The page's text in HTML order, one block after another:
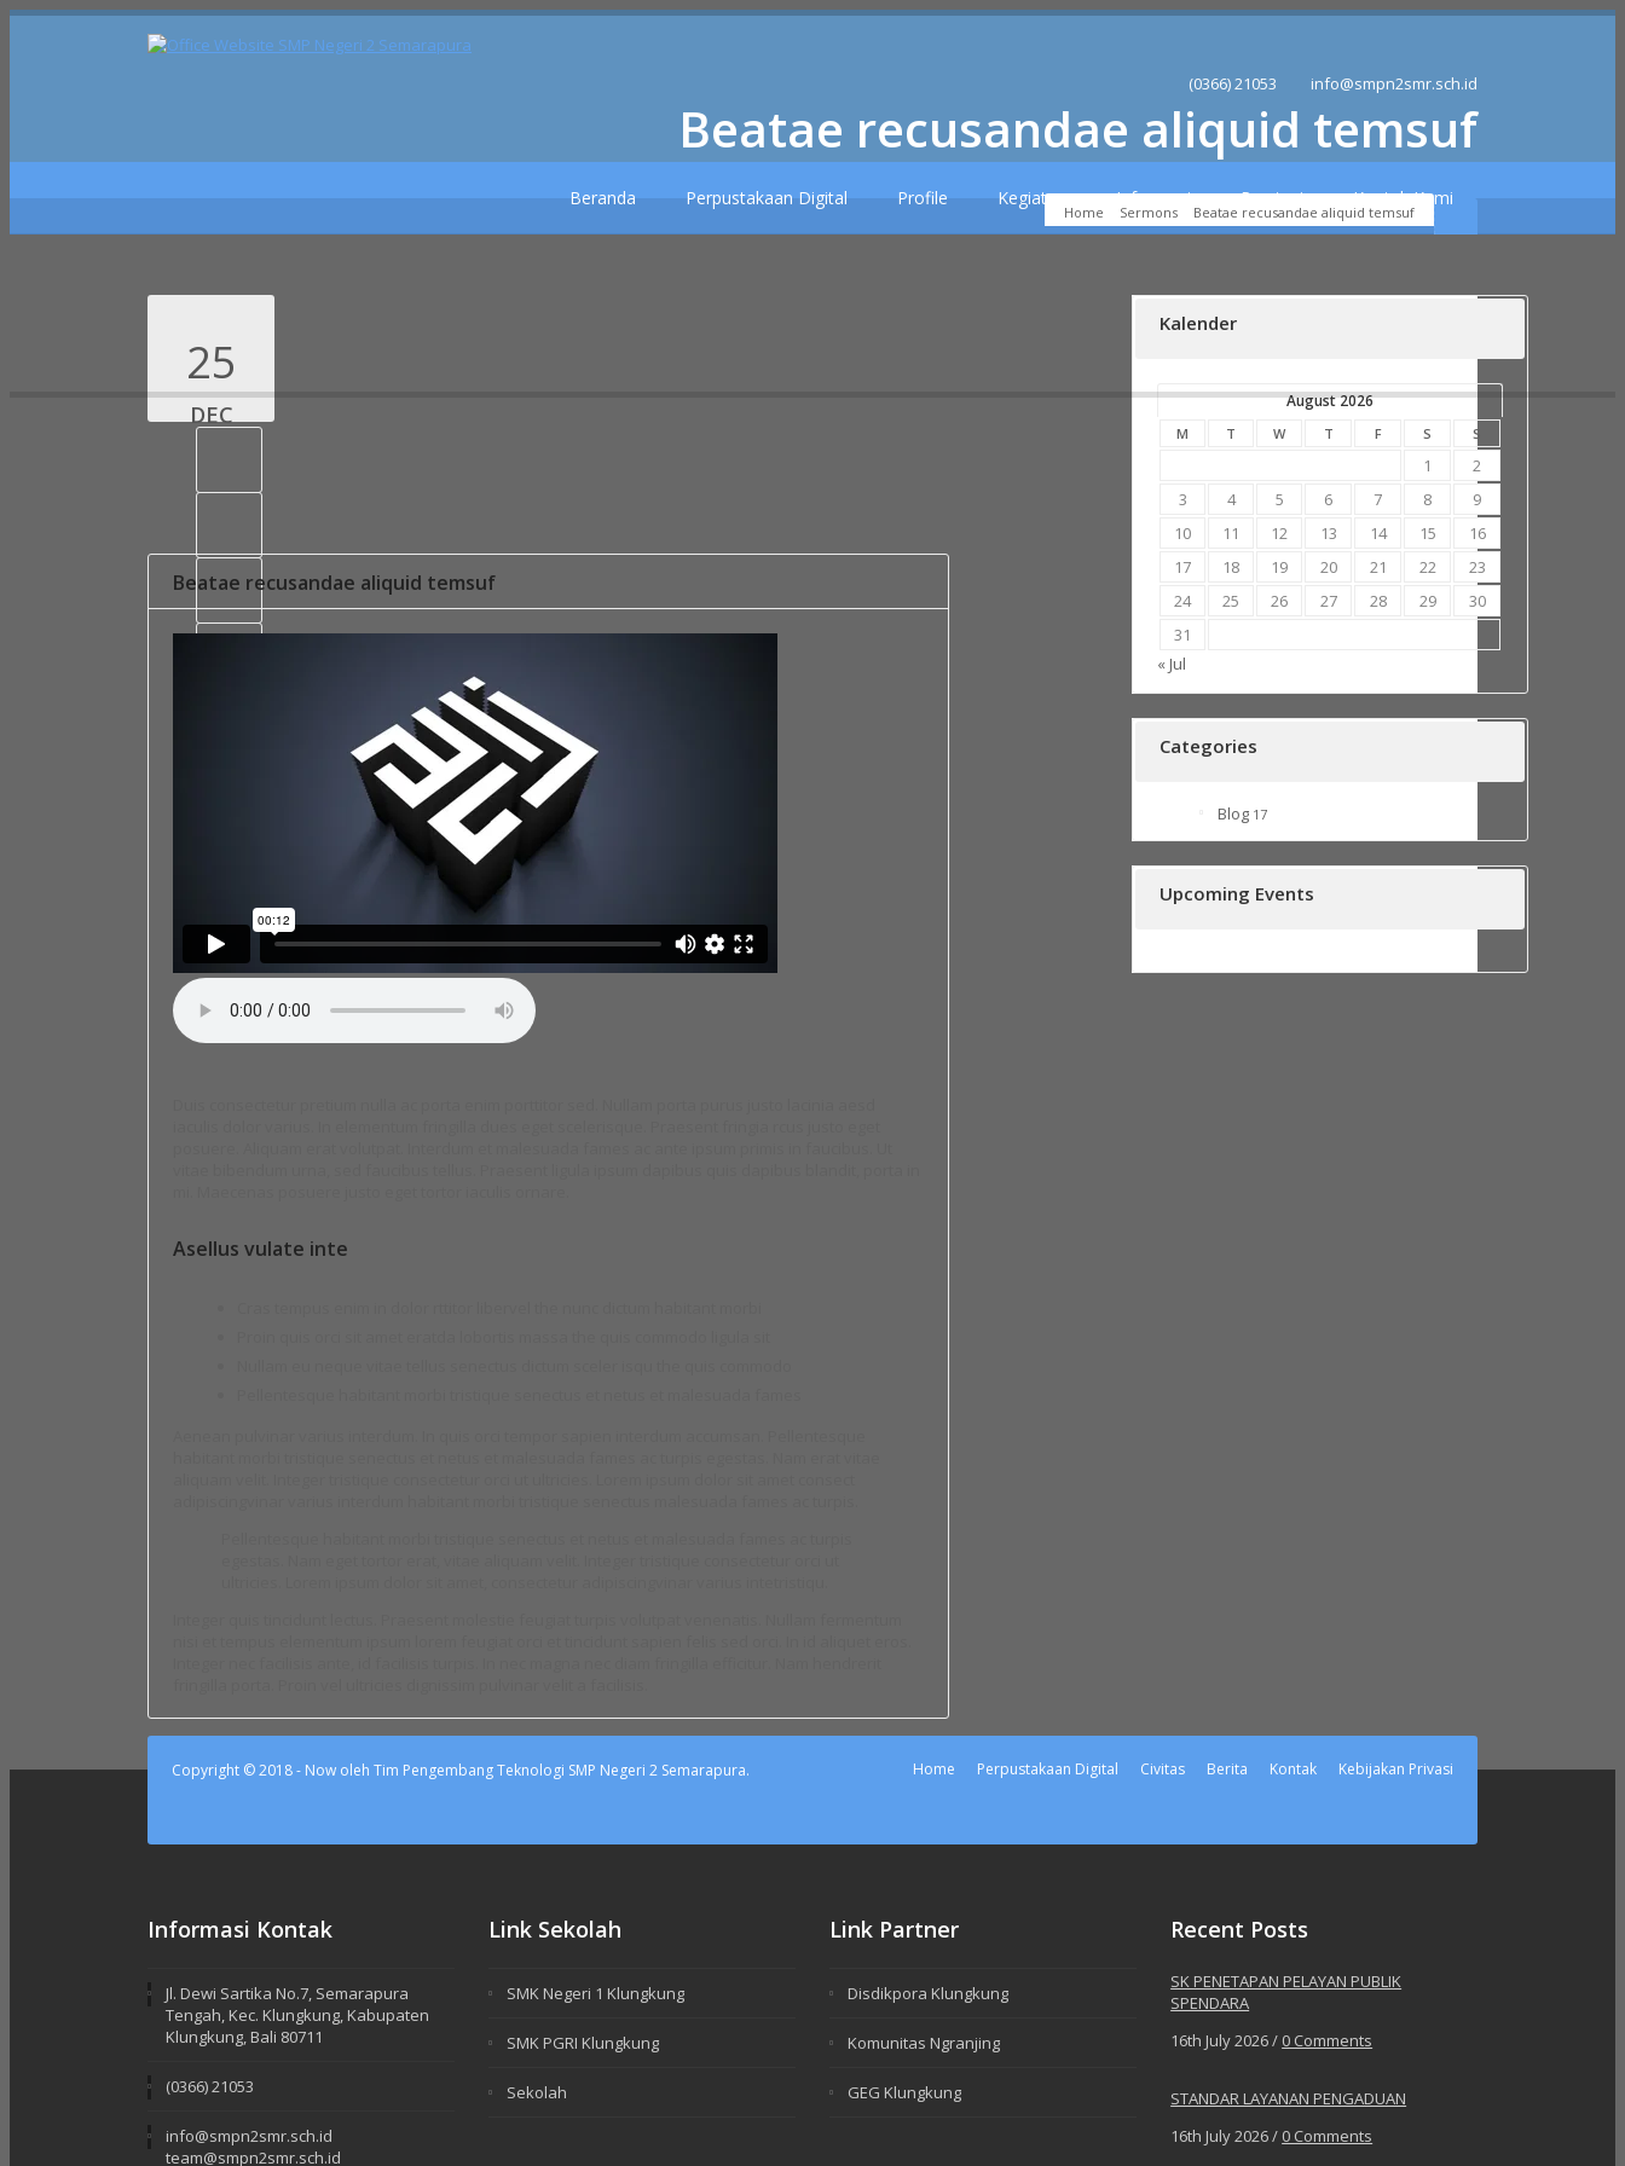
(0366) 21053 info@smpn2smr.sch.id
Beranda Perpustakaan Digital Profile Kegiatan Informasi Prestasi Kontak Kami
Home Sermons Beatae recusandae aliquid temsuf
Beatae recusandae aliquid temsuf
25
DEC
Beatae recusandae aliquid temsuf
Asellus vulate inte
Kalender
August 2026
M T W T F S S
1
2
3
4 5 6 7 8
9
10
11 12 13 14 15
16
17
18 19 20 21 22
23
24
25 26 27 28 29
30
31
« Jul
Categories
Blog 17
Upcoming Events
Copyright © 2018 - Now oleh Tim Pengembang Teknologi SMP Negeri 2 Semarapura. Home Perpustakaan Digital Civitas Berita Kontak Kebijakan Privasi
Informasi Kontak
Jl. Dewi Sartika No.7, Semarapura
Tengah, Kec. Klungkung, Kabupaten
Klungkung, Bali 80711
(0366) 21053
info@smpn2smr.sch.id
team@smpn2smr.sch.id
Link Sekolah
SMK Negeri 1 Klungkung
SMK PGRI Klungkung
Sekolah
Link Partner
Disdikpora Klungkung
Komunitas Ngranjing
GEG Klungkung
Recent Posts
SK PENETAPAN PELAYAN PUBLIK
SPENDARA
16th July 2026 / 0 Comments
STANDAR LAYANAN PENGADUAN
16th July 2026 / 0 Comments